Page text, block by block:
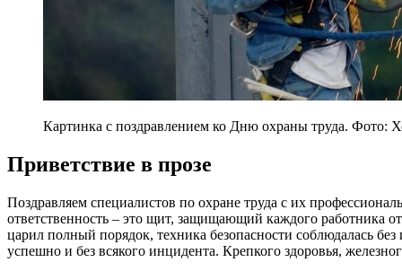
Картинка с поздравлением ко Дню охраны труда. Фото:
Приветствие в прозе
Поздравляем специалистов по охране труда с их
ответственность – это щит, защищающий каждого работника
царил полный порядок, техника безопасности соблюдалась
успешно и без всякого инцидента. Крепкого здоровья,